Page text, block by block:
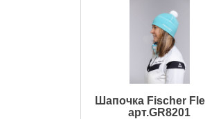
Шапочка Fischer
арт.GR8201